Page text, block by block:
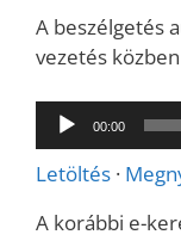
A beszélgetés
vezetés
Audió
lejátszó
00:00
Letöltés ·
A korábbi e-